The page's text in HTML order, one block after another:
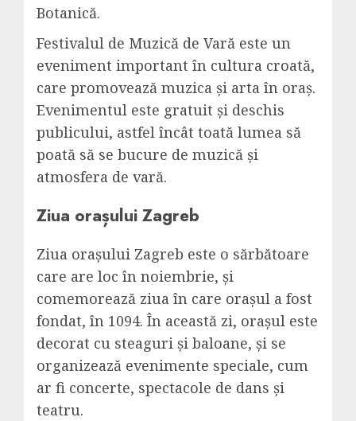
Botanică.
Festivalul de Muzică de Vară este un
eveniment important în cultura croată,
care promovează muzica și arta în oraș.
Evenimentul este gratuit și deschis
publicului, astfel încât toată lumea să
poată să se bucure de muzică și
atmosfera de vară.
Ziua orașului Zagreb
Ziua orașului Zagreb este o sărbătoare
care are loc în noiembrie, și
comemorează ziua în care orașul a fost
fondat, în 1094. În această zi, orașul este
decorat cu steaguri și baloane, și se
organizează evenimente speciale, cum
ar fi concerte, spectacole de dans și
teatru.